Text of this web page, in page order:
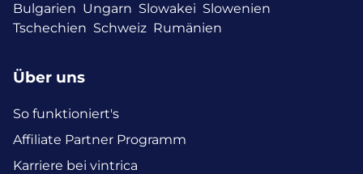
Bulgarien Ungarn Slowakei Slowenien
Tschechien Schweiz Rumänien
Über uns
So funktioniert's
Affiliate Partner Programm
Karriere bei vintrica